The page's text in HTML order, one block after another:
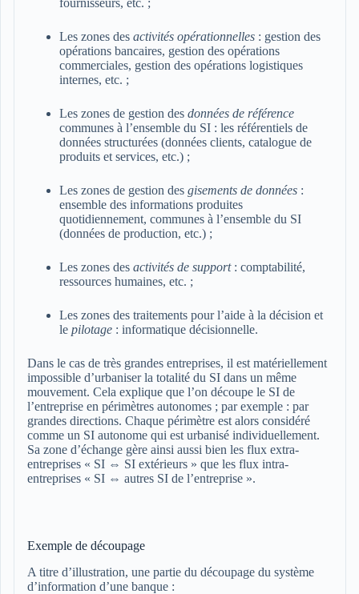
fournisseurs, etc. ;
Les zones des activités opérationnelles : gestion des
opérations bancaires, gestion des opérations
commerciales, gestion des opérations logistiques
internes, etc. ;
Les zones de gestion des données de référence
communes à l’ensemble du SI : les référentiels de
données structurées (données clients, catalogue de
produits et services, etc.) ;
Les zones de gestion des gisements de données :
ensemble des informations produites
quotidiennement, communes à l’ensemble du SI
(données de production, etc.) ;
Les zones des activités de support: comptabilité,
ressources humaines, etc. ;
Les zones des traitements pour l’aide à la décision et
le pilotage : informatique décisionnelle.
Dans le cas de très grandes entreprises, il est matériellement
impossible d’urbaniser la totalité du SI dans un même
mouvement. Cela explique que l’on découpe le SI de
l’entreprise en périmètres autonomes ; par exemple : par
grandes directions. Chaque périmètre est alors considéré
comme un SI autonome qui est urbanisé individuellement.
Sa zone d’échange gère ainsi aussi bien les flux extra-
entreprises « SI ⇔ SI extérieurs » que les flux intra-
entreprises « SI ⇔ autres SI de l’entreprise ».
Exemple de découpage
A titre d’illustration, une partie du découpage du système
d’information d’une banque :